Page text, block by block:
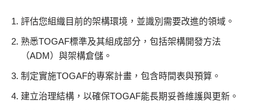
評估您組織目前的架構環境，並識別需要改進的領域。
熟悉TOGAF標準及其組成部分，包括架構開發方法
（ADM）與架構倉儲。
制定實施TOGAF的專案計畫，包含時間表與預算。
建立治理結構，以確保TOGAF能長期妥善維護與更新。